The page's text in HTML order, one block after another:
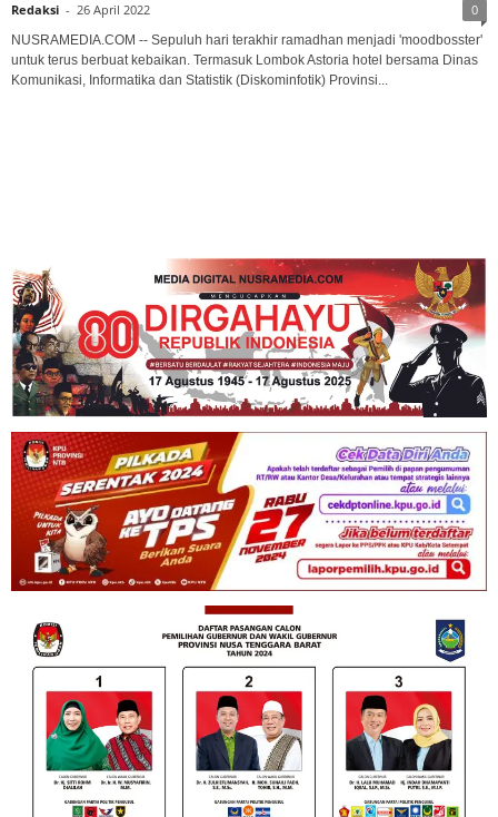
Redaksi - 26 April 2022 0
NUSRAMEDIA.COM -- Sepuluh hari terakhir ramadhan menjadi 'moodbosster'
untuk terus berbuat kebaikan. Termasuk Lombok Astoria hotel bersama Dinas
Komunikasi, Informatika dan Statistik (Diskominfotik) Provinsi...